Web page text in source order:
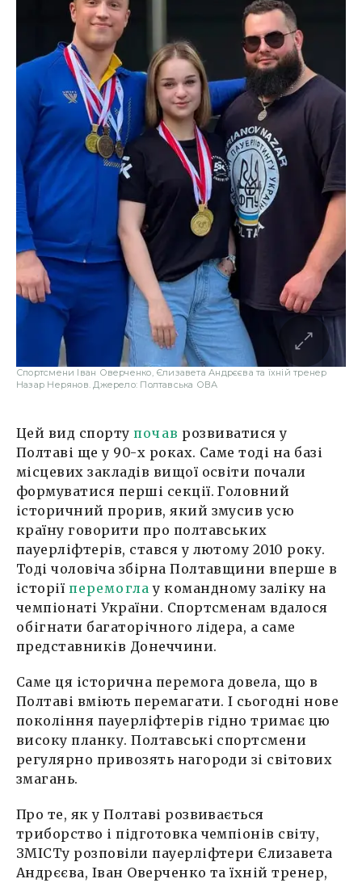
Спортсмени Іван Оверченко, Єлизавета Андрєєва та їхній тренер
Назар Нерянов. Джерело: Полтавська ОВА
Цей вид спортупочав розвиватися у
Полтаві ще у 90-х роках. Саме тоді на базі
місцевих закладів вищої освіти почали
формуватися перші секції. Головний
історичний прорив, який змусив усю
країну говорити про полтавських
пауерліфтерів, стався у лютому 2010 року.
Тоді чоловіча збірна Полтавщини вперше в
історії перемогла у командному заліку на
чемпіонаті України. Спортсменам вдалося
обігнати багаторічного лідера, а саме
представників Донеччини.
Саме ця історична перемога довела, що в
Полтаві вміють перемагати. І сьогодні нове
покоління пауерліфтерів гідно тримає цю
високу планку. Полтавські спортсмени
регулярно привозять нагороди зі світових
змагань.
Про те, як у Полтаві розвивається
триборство і підготовка чемпіонів світу,
ЗМІСТу розповіли пауерліфтери Єлизавета
Андрєєва, Іван Оверченко та їхній тренер,